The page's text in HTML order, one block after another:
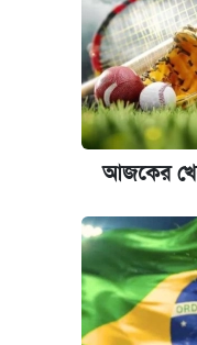
আজকের